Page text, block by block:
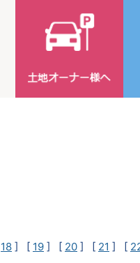
18 ] [ 19 ] [ 20 ] [ 21 ] [